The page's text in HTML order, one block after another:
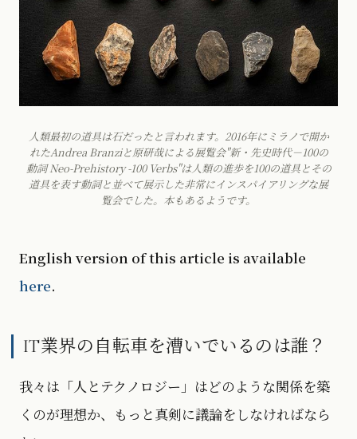
人類最初の道具は石だったと言われます。2016年にミラノで開か
れたAndrea Branziと原研哉による展覧会"新・先史時代－100の
動詞 Neo-Prehistory -100 Verbs"は人類の進歩を100の道具とその
道具を表す動詞と並べて展示した非常にインスパイアリングな展
覧会でした。本もあるようです。
English version of this article is available
here.
IT業界の自転車を漕いでいるのは誰？
我々は「人とテクノロジー」はどのような関係を築
くのが理想か、もっと真剣に議論をしなければなら